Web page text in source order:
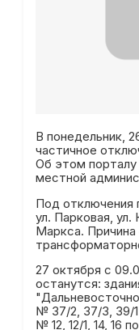
В понедельник,
частичное
Об этом порталу
местной
Под отключения
ул. Парковая, ул.
Маркса.
27 октября с
останутся:
№ 37/2, 37/3, 39/
№ 12, 12/1, 14, 16